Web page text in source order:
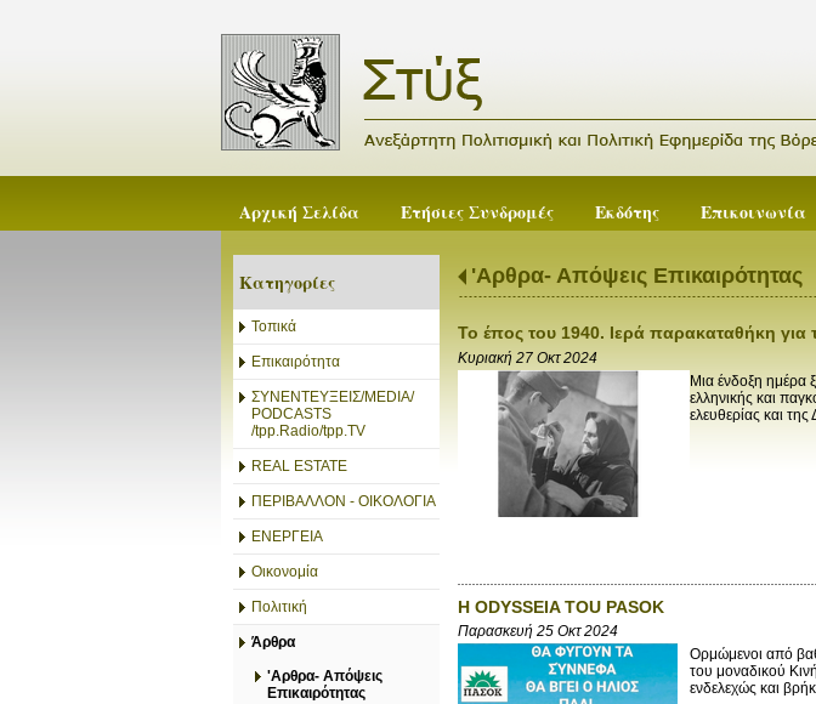
Αρχική Σελίδα Ετήσιες Συνδρομές Εκδότης Επικοινωνία
Κατηγορίες
Τοπικά
Επικαιρότητα
ΣΥΝΕΝΤΕΥΞΕΙΣ/MEDIA/
PODCASTS
/tpp.Radio/tpp.TV
REAL ESTATE
ΠΕΡΙΒΑΛΛΟΝ - ΟΙΚΟΛΟΓΙΑ
ΕΝΕΡΓΕΙΑ
Οικονομία
Πολιτική
Άρθρα
'Αρθρα- Απόψεις
Επικαιρότητας
'Αρθρα- Απόψεις Επικαιρότητας
Το έπος του 1940. Ιερά παρακαταθήκη
Κυριακή 27 Οκτ 2024
Μια ένδοξη ημέρα
ελληνικής και
ελευθερίας και της
H ODYSSEIA TOU PASOK
Παρασκευή 25 Οκτ 2024
Ορμώμενοι από
του μοναδικού
ενδελεχώς και